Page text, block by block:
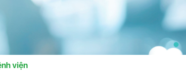
viện